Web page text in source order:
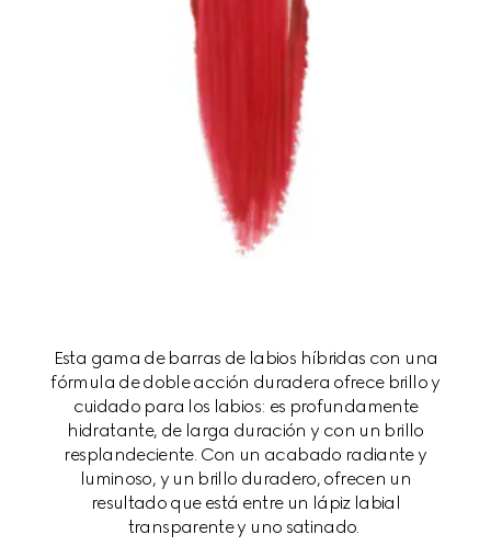
Esta gama de barras de labios híbridas con una
fórmula de doble acción duradera ofrece brillo y
cuidado para los labios: es profundamente
hidratante, de larga duración y con un brillo
resplandeciente. Con un acabado radiante y
luminoso, y un brillo duradero, ofrecen un
resultado que está entre un lápiz labial
transparente y uno satinado.